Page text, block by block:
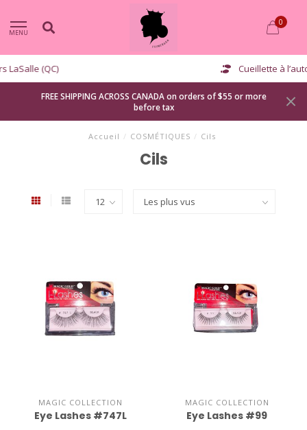
MENU
0
Cueillette à l’auto disponible
FREE SHIPPING ACROSS CANADA on orders of $55 or more
before tax
Accueil / COSMÉTIQUES / Cils
Cils
MAGIC COLLECTION
Eye Lashes #747L
MAGIC COLLECTION
Eye Lashes #99